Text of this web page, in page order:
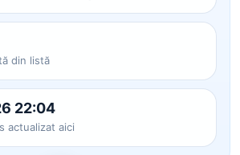
din listă
22:04
actualizat aici